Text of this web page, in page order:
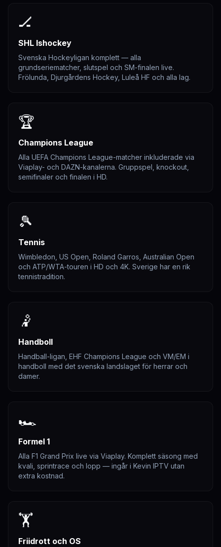
🏒
SHL Ishockey
Svenska Hockeyligan komplett — alla
grundseriematcher, slutspel och SM-finalen live.
Frölunda, Djurgårdens Hockey, Luleå HF och alla lag.
🏆
Champions League
Alla UEFA Champions League-matcher inkluderade via
Viaplay- och DAZN-kanalerna. Gruppspel, knockout,
semifinaler och finalen i HD.
🎾
Tennis
Wimbledon, US Open, Roland Garros, Australian Open
och ATP/WTA-touren i HD och 4K. Sverige har en rik
tennistradition.
🤾
Handboll
Handball-ligan, EHF Champions League och VM/EM i
handboll med det svenska landslaget för herrar och
damer.
🏎️
Formel 1
Alla F1 Grand Prix live via Viaplay. Komplett säsong med
kvali, sprintrace och lopp — ingår i Kevin IPTV utan
extra kostnad.
🏋️
Friidrott och OS